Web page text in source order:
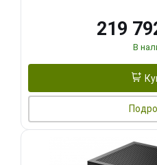
219
В